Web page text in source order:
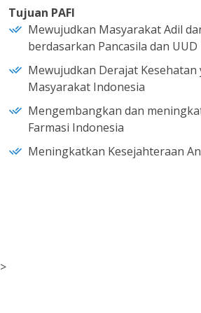
Tujuan PAFI
Mewujudkan Masyarakat Adil
berdasarkan Pancasila dan UUD
Mewujudkan Derajat
Masyarakat Indonesia
Mengembangkan dan
Farmasi Indonesia
Meningkatkan Kesejahteraan
>